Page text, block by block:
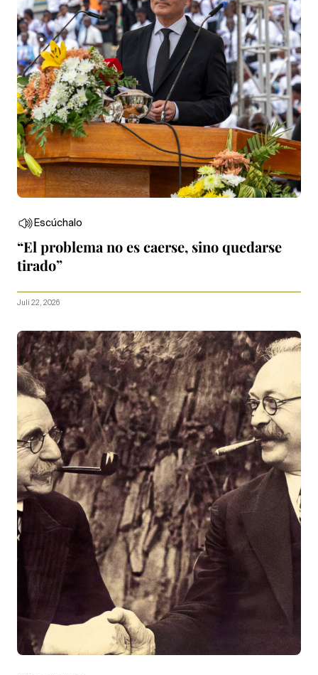
Escúchalo
“El problema no es caerse, sino quedarse
tirado”
Juli 22, 2026